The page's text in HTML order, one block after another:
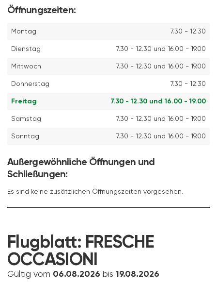
Öffnungszeiten:
Montag 7.30 - 12.30
Dienstag 7.30 - 12.30 und 16.00 - 19.00
Mittwoch 7.30 - 12.30 und 16.00 - 19.00
Donnerstag 7.30 - 12.30
Freitag 7.30 - 12.30 und 16.00 - 19.00
Samstag 7.30 - 12.30 und 16.00 - 19.00
Sonntag 7.30 - 12.30 und 16.00 - 19.00
Außergewöhnliche Öffnungen und
Schließungen:
Es sind keine zusätzlichen Öffnungszeiten vorgesehen.
Flugblatt: FRESCHE
OCCASIONI
Gültig vom 06.08.2026 bis 19.08.2026